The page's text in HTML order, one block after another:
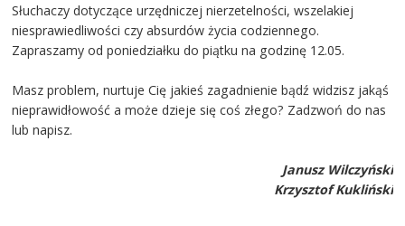
Słuchaczy dotyczące urzędniczej nierzetelności, wszelakiej
niesprawiedliwości czy absurdów życia codziennego.
Zapraszamy od poniedziałku do piątku na godzinę 12.05.
Masz problem, nurtuje Cię jakieś zagadnienie bądź widzisz jakąś
nieprawidłowość a może dzieje się coś złego? Zadzwoń do nas
lub napisz.
Janusz Wilczyński
Krzysztof Kukliński